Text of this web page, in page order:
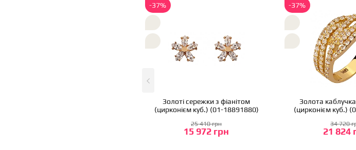
-37%
Золоті сережки з фіанітом
(цирконієм куб.) (01-18891880)
15 972 грн
25 410 грн
-37%
Золота
(цирконієм куб.)
21 824
34 720